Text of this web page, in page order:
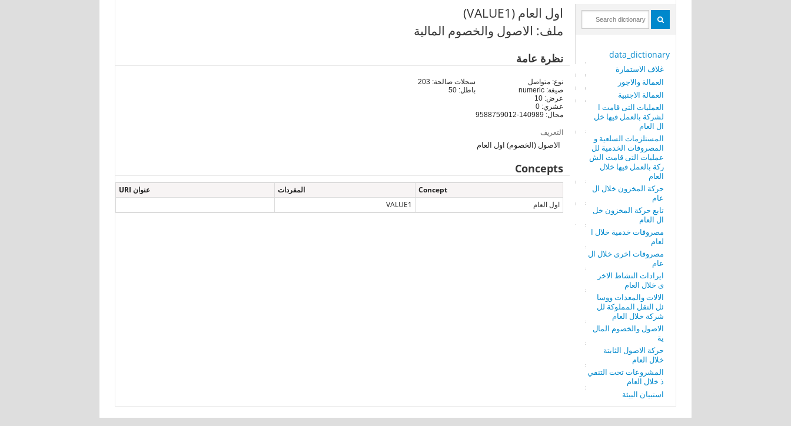
data_dictionary
غلاف الاستمارة
العمالة والاجور
العمالة الاجنبية
العمليات التى قامت ا
لشركة بالعمل فيها خل
ال العام
المستلزمات السلعية و
المصروفات الخدمية لل
عمليات التى قامت الش
ركة بالعمل فيها خلال
العام
حركة المخزون خلال ال
عام
تابع حركة المخزون خل
ال العام
مصروفات خدمية خلال ا
لعام
مصروفات اخرى خلال ال
عام
ايرادات النشاط الاخر
ى خلال العام
الالات والمعدات ووسا
ئل النقل المملوكة لل
شركة خلال العام
الاصول والخصوم المال
ية
حركة الاصول الثابتة
خلال العام
المشروعات تحت التنفي
ذ خلال العام
استبيان البيئة
اول العام (VALUE1)
ملف: الاصول والخصوم المالية
نظرة عامة
نوع: متواصل
صيغة: numeric
عرض: 10
عشري: 0
مجال: 140989-9588759012
سجلات صالحة: 203
باطل: 50
التعريف
الاصول (الخصوم) اول العام
Concepts
Concept المفردات
عنوان URI
اول العام
VALUE1